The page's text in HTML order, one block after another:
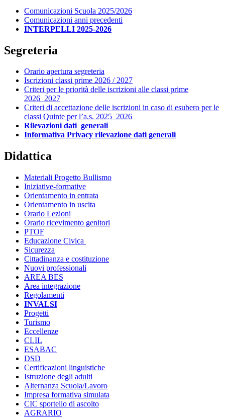
Comunicazioni Scuola 2025/2026
Comunicazioni anni precedenti
INTERPELLI 2025-2026
Segreteria
Orario apertura segreteria
Iscrizioni classi prime 2026 / 2027
Criteri per le priorità delle iscrizioni alle classi prime
2026_2027
Criteri di accettazione delle iscrizioni in caso di esubero per le
classi Quinte per l’a.s. 2025_2026
Rilevazioni dati generali
Informativa Privacy rilevazione dati generali
Didattica
Materiali Progetto Bullismo
Iniziative-formative
Orientamento in entrata
Orientamento in uscita
Orario Lezioni
Orario ricevimento genitori
PTOF
Educazione Civica
Sicurezza
Cittadinanza e costituzione
Nuovi professionali
AREA BES
Area integrazione
Regolamenti
INVALSI
Progetti
Turismo
Eccellenze
CLIL
ESABAC
DSD
Certificazioni linguistiche
Istruzione degli adulti
Alternanza Scuola/Lavoro
Impresa formativa simulata
CIC sportello di ascolto
AGRARIO